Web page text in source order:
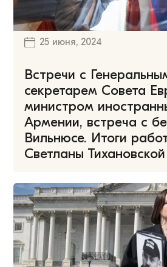
25 июня, 2024
Встречи с
секретарем Совета
министром
Армении, встреча с
Вильнюсе. Итоги
Светланы